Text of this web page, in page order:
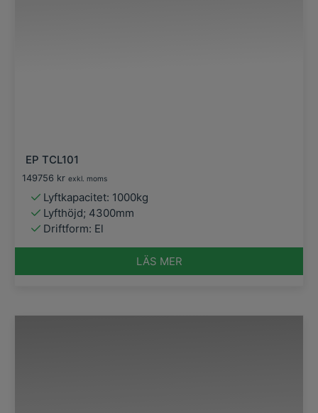
EP TCL101
149756 kr exkl. moms
Lyftkapacitet: 1000kg
Lyfthöjd; 4300mm
Driftform: El
LÄS MER